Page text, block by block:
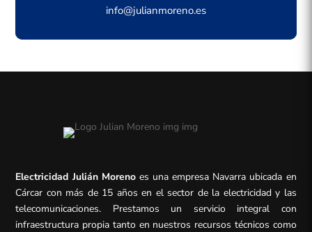
info@julianmoreno.es
Electricidad Julián Morenoes una empresa Navarra ubicada en
Cárcar con más de 15 años en el sector de la electricidad y las
telecomunicaciones. Prestamos un servicio integral con
infraestructura propia tanto en nuestros recursos técnicos como